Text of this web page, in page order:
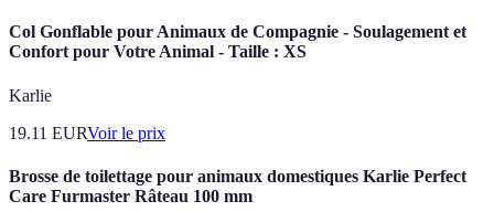
Col Gonflable pour Animaux de Compagnie - Soulagement et
Confort pour Votre Animal - Taille : XS
Karlie
19.11 EURVoir le prix
Brosse de toilettage pour animaux domestiques Karlie Perfect
Care Furmaster Râteau 100 mm